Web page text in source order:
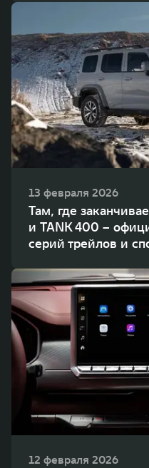
13 февраля 2026
Там, где
и TANK 400 –
серий трейлов и
12 февраля 2026